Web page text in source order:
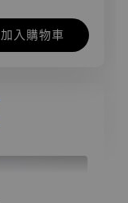
加入購物車